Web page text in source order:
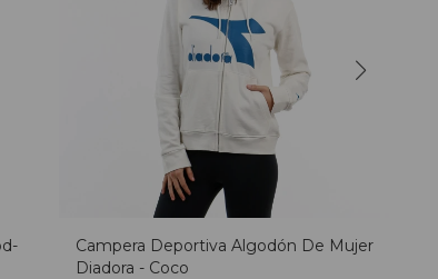
Campera Deportiva Algodón De Mujer
Diadora - Coco